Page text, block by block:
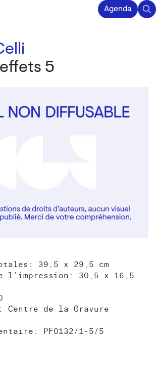
Agenda
5
39,5 x 29,5 cm
l’impression: 30,5 x 16,5
de la Gravure
PF0132/1-5/5